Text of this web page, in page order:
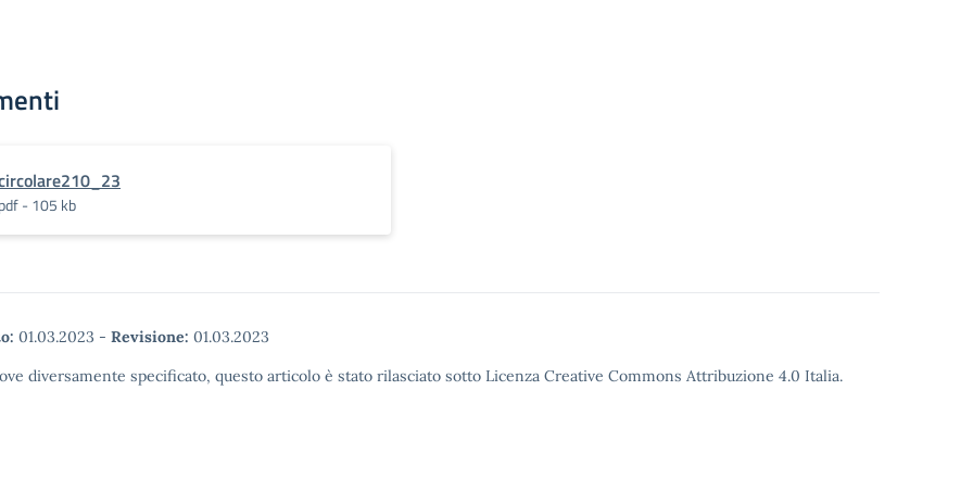
pdf - 105 kb
01.03.2023 - Revisione: 01.03.2023
diversamente specificato, questo articolo è stato rilasciato sotto Licenza Creative Commons Attribuzione 4.0 Italia.